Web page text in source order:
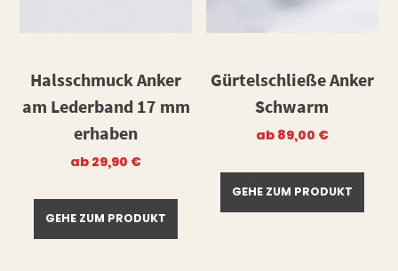
Halsschmuck Anker
am Lederband 17 mm
erhaben
ab 29,90 €
GEHE ZUM PRODUKT
Gürtelschließe Anker
Schwarm
ab 89,00 €
GEHE ZUM PRODUKT